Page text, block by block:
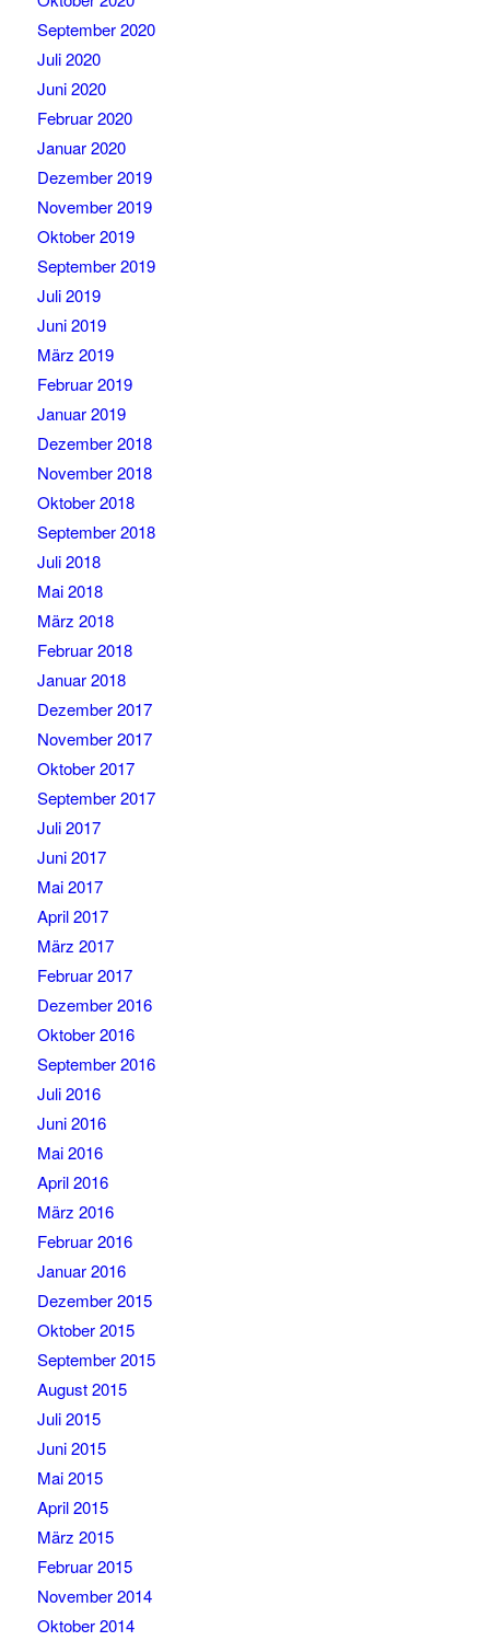
September 2020
Juli 2020
Juni 2020
Februar 2020
Januar 2020
Dezember 2019
November 2019
Oktober 2019
September 2019
Juli 2019
Juni 2019
März 2019
Februar 2019
Januar 2019
Dezember 2018
November 2018
Oktober 2018
September 2018
Juli 2018
Mai 2018
März 2018
Februar 2018
Januar 2018
Dezember 2017
November 2017
Oktober 2017
September 2017
Juli 2017
Juni 2017
Mai 2017
April 2017
März 2017
Februar 2017
Dezember 2016
Oktober 2016
September 2016
Juli 2016
Juni 2016
Mai 2016
April 2016
März 2016
Februar 2016
Januar 2016
Dezember 2015
Oktober 2015
September 2015
August 2015
Juli 2015
Juni 2015
Mai 2015
April 2015
März 2015
Februar 2015
November 2014
Oktober 2014